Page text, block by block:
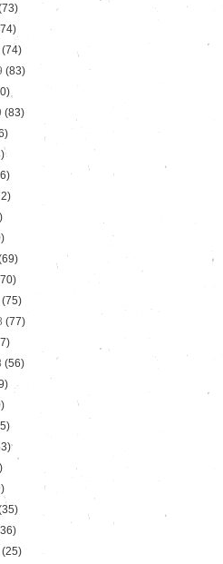
(74)
(83)
(83)
(75)
(77)
(56)
(25)